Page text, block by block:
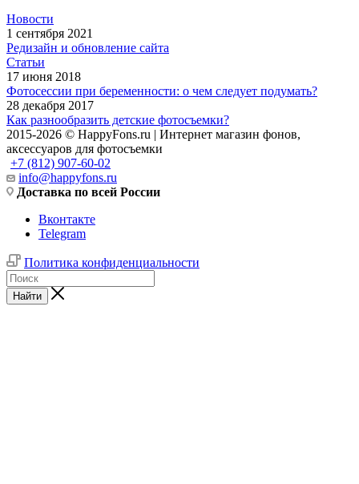
Новости
1 сентября 2021
Редизайн и обновление сайта
Статьи
17 июня 2018
Фотосессии при беременности: о чем следует подумать?
28 декабря 2017
Как разнообразить детские фотосъемки?
2015-2026 © HappyFons.ru | Интернет магазин фонов,
аксессуаров для фотосъемки
+7 (812) 907-60-02
info@happyfons.ru
Доставка по всей России
Вконтакте
Telegram
Политика конфиденциальности
Найти